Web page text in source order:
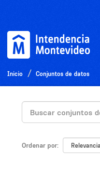
Inicio Conjuntos de datos
Ordenar por